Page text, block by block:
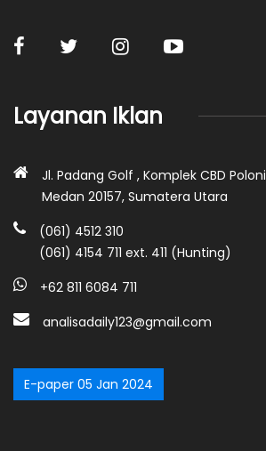
Layanan Iklan
Jl. Padang Golf , Komplek CBD
Medan 20157, Sumatera Utara
(061) 4512 310
(061) 4154 711 ext. 411 (Hunting)
+62 811 6084 711
analisadaily123@gmail.com
E-paper 05 Jan 2024